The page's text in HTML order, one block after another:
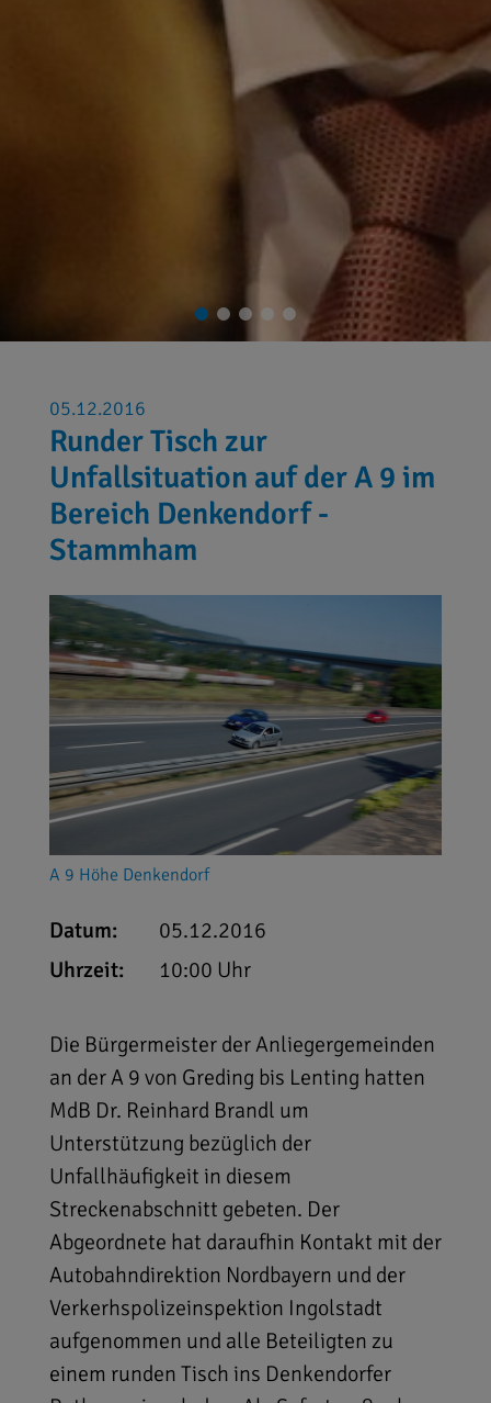
05.12.2016
Runder Tisch zur
Unfallsituation auf der A 9 im
Bereich Denkendorf -
Stammham
A 9 Höhe Denkendorf
Datum:
05.12.2016
Uhrzeit:
10:00 Uhr
Die Bürgermeister der Anliegergemeinden
an der A 9 von Greding bis Lenting hatten
MdB Dr. Reinhard Brandl um
Unterstützung bezüglich der
Unfallhäufigkeit in diesem
Streckenabschnitt gebeten. Der
Abgeordnete hat daraufhin Kontakt mit der
Autobahndirektion Nordbayern und der
Verkerhspolizeinspektion Ingolstadt
aufgenommen und alle Beteiligten zu
einem runden Tisch ins Denkendorfer